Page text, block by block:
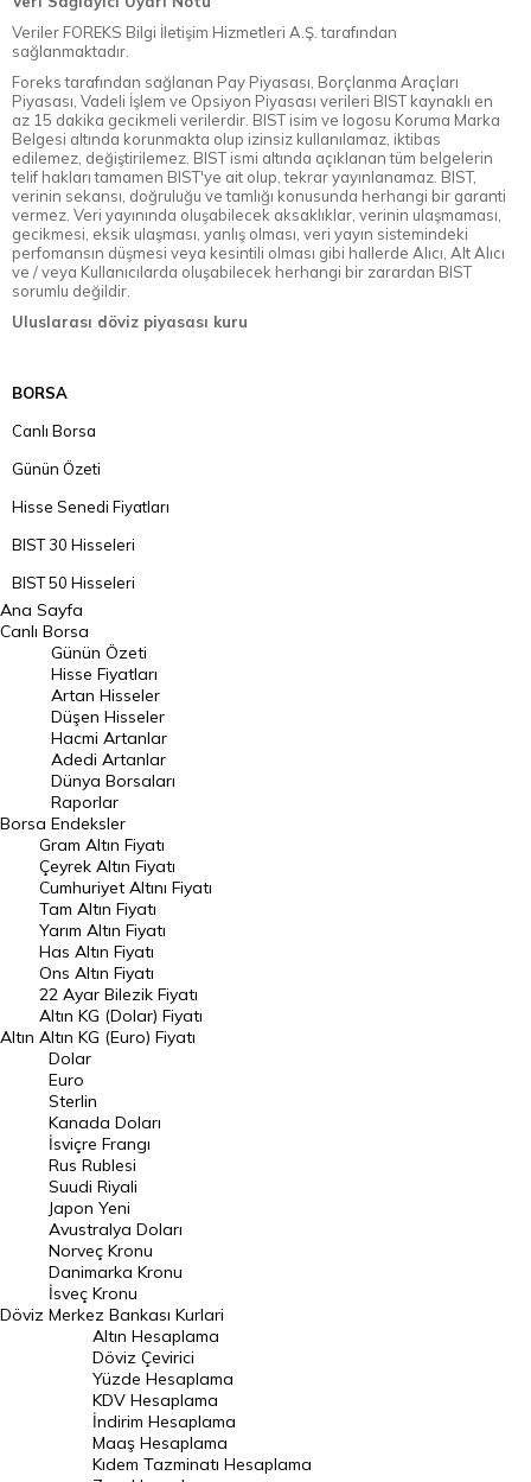
Veriler FOREKS Bilgi İletişim Hizmetleri A.Ş. tarafından
sağlanmaktadır.
Foreks tarafından sağlanan Pay Piyasası, Borçlanma Araçları
Piyasası, Vadeli İşlem ve Opsiyon Piyasası verileri BIST kaynaklı en
az 15 dakika gecikmeli verilerdir. BIST isim ve logosu Koruma Marka
Belgesi altında korunmakta olup izinsiz kullanılamaz, iktibas
edilemez, değiştirilemez. BIST ismi altında açıklanan tüm belgelerin
telif hakları tamamen BIST'ye ait olup, tekrar yayınlanamaz. BIST,
verinin sekansı, doğruluğu ve tamlığı konusunda herhangi bir garanti
vermez. Veri yayınında oluşabilecek aksaklıklar, verinin ulaşmaması,
gecikmesi, eksik ulaşması, yanlış olması, veri yayın sistemindeki
perfomansın düşmesi veya kesintili olması gibi hallerde Alıcı, Alt Alıcı
ve / veya Kullanıcılarda oluşabilecek herhangi bir zarardan BIST
sorumlu değildir.
Uluslarası döviz piyasası kuru
BORSA
Canlı Borsa
Günün Özeti
Hisse Senedi Fiyatları
BIST 30 Hisseleri
BIST 50 Hisseleri
BIST 100 Hisseleri
En Çok Artan Hisseler
En Çok Düşen Hisseler
Hacmi Artanlar
Geçmiş Kapanışlar
Dünya Borsaları
Raporlar
Endeksler
DÖVİZ
Döviz Kuru
Dolar Kuru
Euro Kuru
Pound Kuru
Frank Kuru
Riyal Kuru
Avustralya Doları
Danimarka Kronu Kuru
Kanada Doları Kuru
Norveç Kronu Kuru
İsveç Kronu Kuru
Japon Yeni Kuru
Serbest Piyasa Döviz Kurları
Merkez Bankası Döviz Kurları
Ana Sayfa
Canlı Borsa
Borsa
Günün Özeti
Hisse Fiyatları
Artan Hisseler
Düşen Hisseler
Hacmi Artanlar
Adedi Artanlar
Dünya Borsaları
Raporlar
Endeksler
Altın
Gram Altın Fiyatı
Çeyrek Altın Fiyatı
Cumhuriyet Altını Fiyatı
Tam Altın Fiyatı
Yarım Altın Fiyatı
Has Altın Fiyatı
Ons Altın Fiyatı
22 Ayar Bilezik Fiyatı
Altın KG (Dolar) Fiyatı
Altın KG (Euro) Fiyatı
Döviz
Dolar
Euro
Sterlin
Kanada Doları
İsviçre Frangı
Rus Rublesi
Suudi Riyali
Japon Yeni
Avustralya Doları
Norveç Kronu
Danimarka Kronu
İsveç Kronu
Merkez Bankası Kurlari
Altın Hesaplama
Döviz Çevirici
Yüzde Hesaplama
KDV Hesaplama
İndirim Hesaplama
Maaş Hesaplama
Kıdem Tazminatı Hesaplama